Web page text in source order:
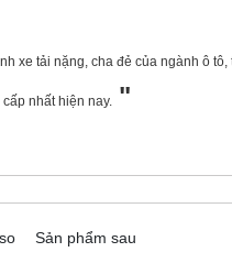
xe tải nặng, cha đẻ của ngành ô
nhất hiện nay.
Sản phẩm sau